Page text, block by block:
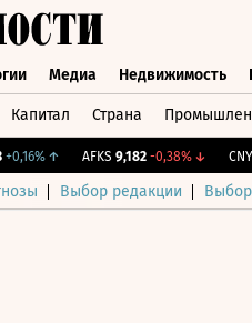
Медиа Недвижимость
Капитал Страна
↑ AFKS 9,182 -0,38%↓
Выбор редакции